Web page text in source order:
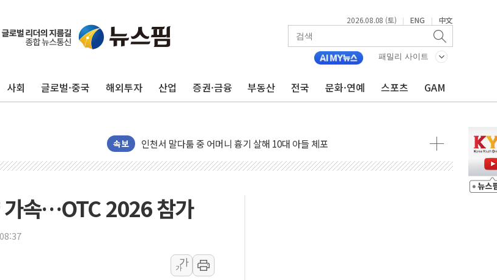
2026.08.08 (토) | ENG | 中文
패밀리 사이트
사회 글로벌·중국 해외투자 산업 증권·금융 부동산 전국 문화·연예 스포츠 GAM
속보
추미애, '위안부' 피해자 기림의 날 참석..."국제적 시민 연대로 목소리 내야"
'화합' 꺼낸 김민석에 '뻔뻔' 받아친 정청래…제주 연설서 신경전 고조
李대통령, ISA 개편 재검토 지시…與 "적극 환영"·野 "졸속 국정"
연일 폭염에 온열질환 사망 23명…정부, 비상대응기구 가동
中 전방위 아파트 부양, 수도 베이징도 부동산 규제 철폐
동해시, 11~14일 '별똥별 멍' 운영…페르세우스 유성우 관측
강원 중·남부 동해안 시간당 50mm 이상 폭우…호우경보 발효
가속…OTC 2026 참가
가
가